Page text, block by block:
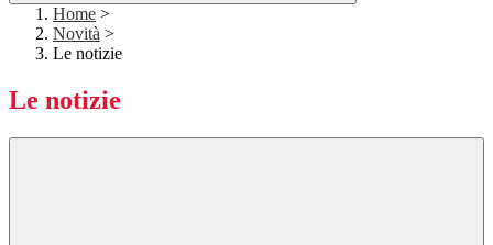
Home >
Novità >
Le notizie
Le notizie